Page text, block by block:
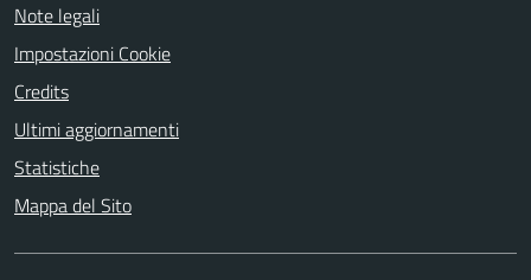
Note legali
Impostazioni Cookie
Credits
Ultimi aggiornamenti
Statistiche
Mappa del Sito